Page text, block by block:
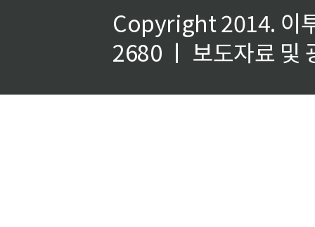
Copyright 2014. 이
2680 ㅣ 보도자료